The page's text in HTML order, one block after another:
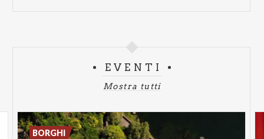
EVENTI
Mostra tutti
BORGHI